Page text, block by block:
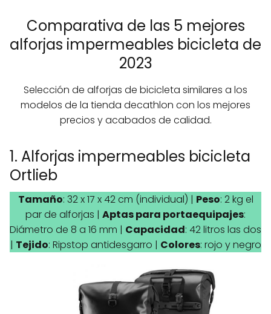
Comparativa de las 5 mejores
alforjas impermeables bicicleta de
2023
Selección de alforjas de bicicleta similares a los
modelos de la tienda decathlon con los mejores
precios y acabados de calidad.
1. Alforjas impermeables bicicleta
Ortlieb
Tamaño: 32 x 17 x 42 cm (individual) | Peso: 2 kg el
par de alforjas | Aptas para portaequipajes:
Diámetro de 8 a 16 mm | Capacidad: 42 litros las dos
| Tejido: Ripstop antidesgarro | Colores: rojo y negro